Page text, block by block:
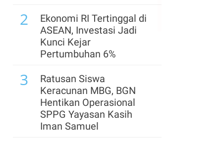
2
Ekonomi RI Tertinggal di
ASEAN, Investasi Jadi
Kunci Kejar
Pertumbuhan 6%
3
Ratusan Siswa
Keracunan MBG, BGN
Hentikan Operasional
SPPG Yayasan Kasih
Iman Samuel